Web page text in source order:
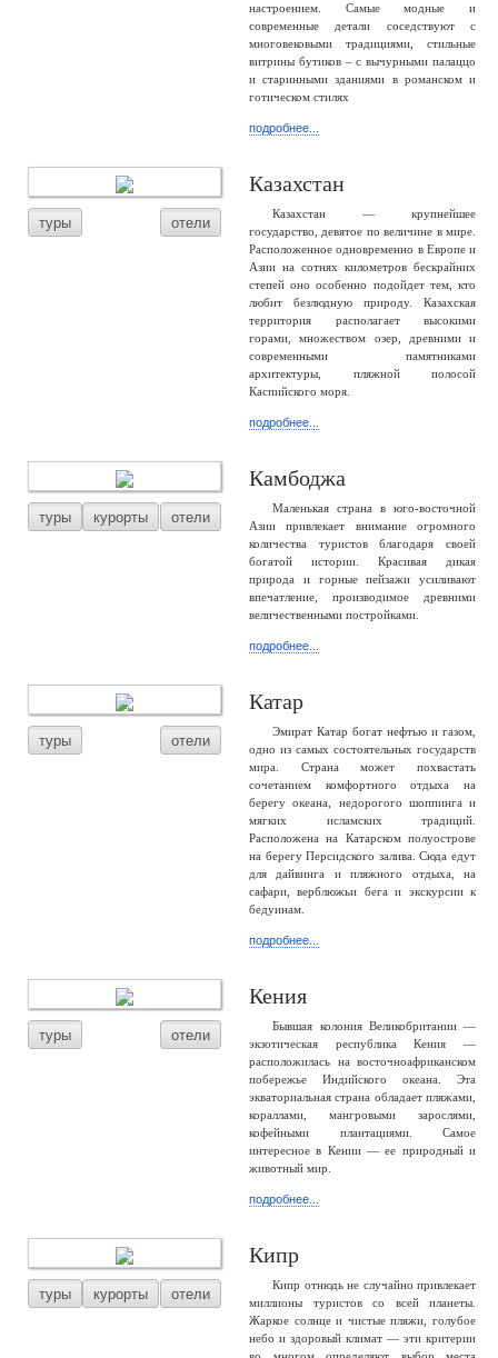
настроением. Самые модные и
современные детали соседствуют с
многовековыми традициями, стильные
витрины бутиков – с вычурными палаццо
и старинными зданиями в романском и
готическом стилях
подробнее...
туры отели
Казахстан
Казахстан — крупнейшее
государство, девятое по величине в мире.
Расположенное одновременно в Европе и
Азии на сотнях километров бескрайних
степей оно особенно подойдет тем, кто
любит безлюдную природу. Казахская
территория располагает высокими
горами, множеством озер, древними и
современными памятниками
архитектуры, пляжной полосой
Каспийского моря.
подробнее...
туры курорты отели
Камбоджа
Маленькая страна в юго-восточной
Азии привлекает внимание огромного
количества туристов благодаря своей
богатой истории. Красивая дикая
природа и горные пейзажи усиливают
впечатление, производимое древними
величественными постройками.
подробнее...
туры отели
Катар
Эмират Катар богат нефтью и газом,
одно из самых состоятельных государств
мира. Страна может похвастать
сочетанием комфортного отдыха на
берегу океана, недорогого шоппинга и
мягких исламских традиций.
Расположена на Катарском полуострове
на берегу Персидского залива. Сюда едут
для дайвинга и пляжного отдыха, на
сафари, верблюжьи бега и экскурсии к
бедуинам.
подробнее...
туры отели
Кения
Бывшая колония Великобритании —
экзотическая республика Кения —
расположилась на восточноафриканском
побережье Индийского океана. Эта
экваториальная страна обладает пляжами,
кораллами, мангровыми зарослями,
кофейными плантациями. Самое
интересное в Кении — ее природный и
животный мир.
подробнее...
туры курорты отели
Кипр
Кипр отнюдь не случайно привлекает
миллионы туристов со всей планеты.
Жаркое солнце и чистые пляжи, голубое
небо и здоровый климат — эти критерии